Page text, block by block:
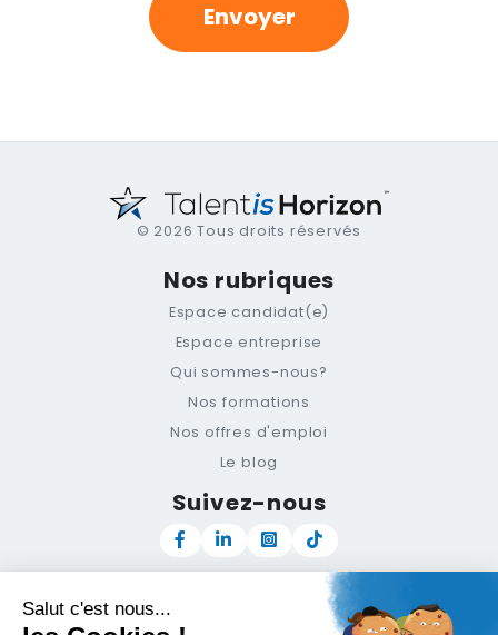
Envoyer
© 2026 Tous droits réservés
Nos rubriques
Espace candidat(e)
Espace entreprise
Qui sommes-nous?
Nos formations
Nos offres d'emploi
Le blog
Suivez-nous
Newsletter